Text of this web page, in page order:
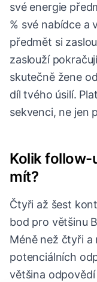
své energie
% své nabídce a
předmět si
zaslouží
skutečně žene
díl tvého úsilí.
sekvenci, ne jen
Kolik follow-
mít?
Čtyři až šest
bod pro většinu
Méně než čtyři a
potenciálních
většina